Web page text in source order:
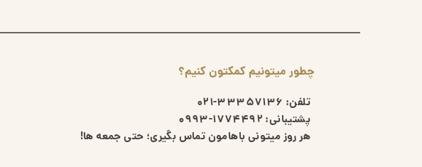
چطور میتونیم کمکتون کنیم؟
تلفن: 33357136-021
پشتیبانی: 1774492-0993
هر روز میتونی باهامون تماس بگیری؛ حتی جمعه ها!